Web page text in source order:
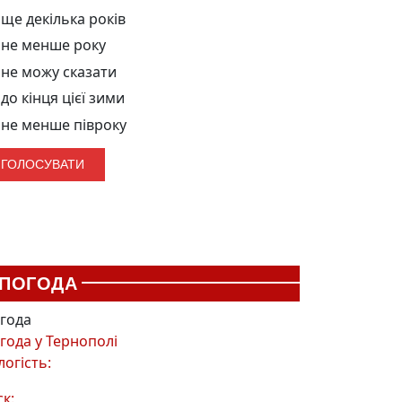
ще декілька років
не менше року
не можу сказати
до кінця цієї зими
не менше півроку
ПОГОДА
уТернополі